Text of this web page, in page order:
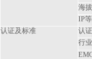
海
IP
认证及标准
认证
行